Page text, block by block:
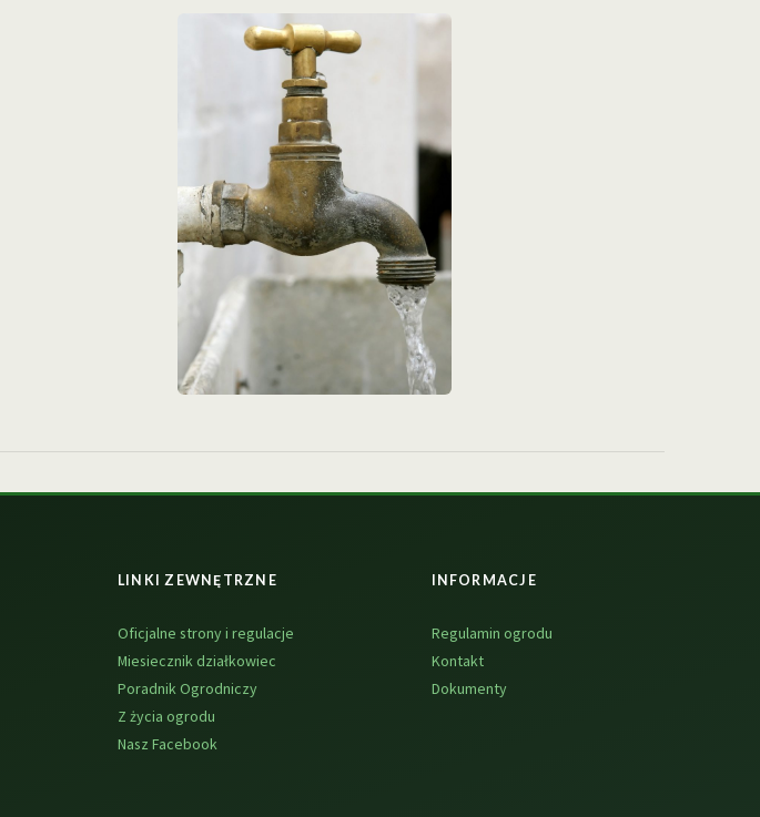
LINKI ZEWNĘTRZNE
Oficjalne strony i regulacje
Miesiecznik działkowiec
Poradnik Ogrodniczy
Z życia ogrodu
Nasz Facebook
INFORMACJE
Regulamin ogrodu
Kontakt
Dokumenty